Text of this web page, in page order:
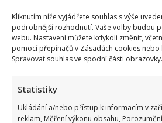
Kliknutím níže vyjádřete souhlas s výše
podrobnější rozhodnutí. Vaše volby budou
webu. Nastavení můžete kdykoli změnit,
pomocí přepínačů v Zásadách cookies nebo
Spravovat souhlas ve spodní části obrazovky.
Statistiky
Ukládání a/nebo přístup k informacím v
reklam, Měření výkonu obsahu,
Petr Rychlý slaví 61 let: Už nějakou
nemusel být. Za svůj život vděčí